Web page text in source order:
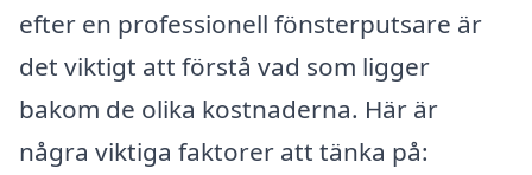
efter en professionell fönsterputsare är
det viktigt att förstå vad som ligger
bakom de olika kostnaderna. Här är
några viktiga faktorer att tänka på: